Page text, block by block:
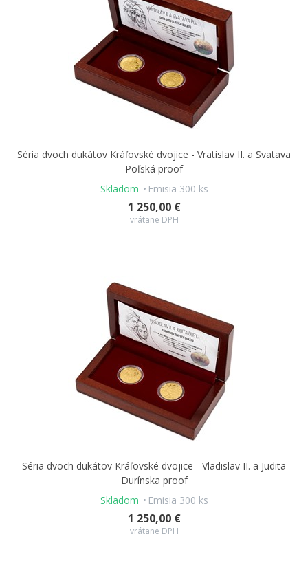
Séria dvoch dukátov Kráľovské dvojice - Vratislav II. a Svatava
Poľská proof
Skladom
Emisia 300 ks
1 250,00 €
vrátane DPH
Séria dvoch dukátov Kráľovské dvojice - Vladislav II. a Judita
Durínska proof
Skladom
Emisia 300 ks
1 250,00 €
vrátane DPH